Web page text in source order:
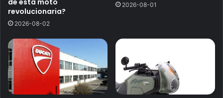
revolucionaria?
2026-08-02
2026-08-01